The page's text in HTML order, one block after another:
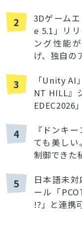
2
3Dゲーム
e 5.1」リ
ング性能
げ、独自の
3
「Unity AI
NT HILL』
EDEC2026
4
『ドンキ
ても美し
制御できた
5
日本語未
ール「
!?」と連携